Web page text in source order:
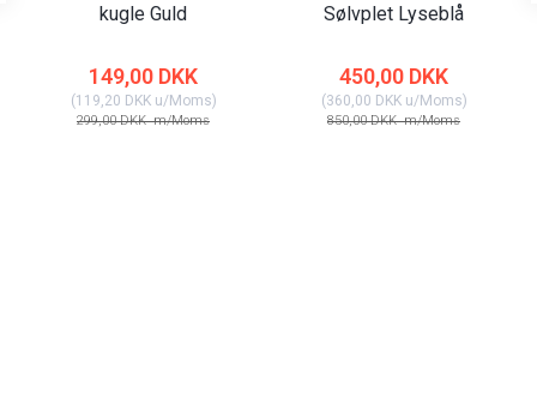
kugle Guld
149,00 DKK
(119,20 DKKu/Moms)
299,00 DKKm/Moms
Sølvplet Lyseblå
450,00 DKK
(360,00 DKKu/Moms)
850,00 DKKm/Moms